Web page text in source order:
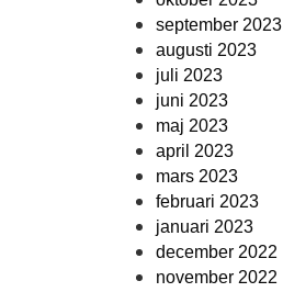
september 2023
augusti 2023
juli 2023
juni 2023
maj 2023
april 2023
mars 2023
februari 2023
januari 2023
december 2022
november 2022